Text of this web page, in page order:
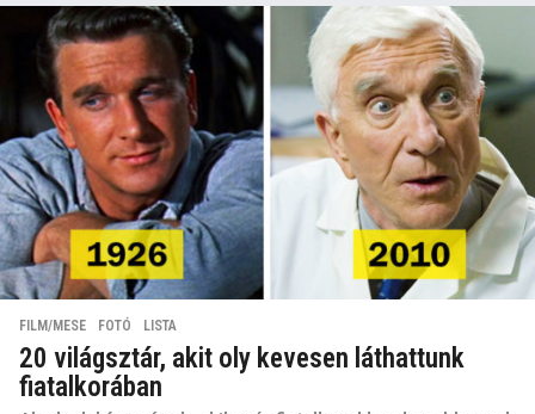
FILM/MESE ,FOTÓ ,LISTA
20 világsztár, akit oly kevesen láthattunk
fiatalkorában